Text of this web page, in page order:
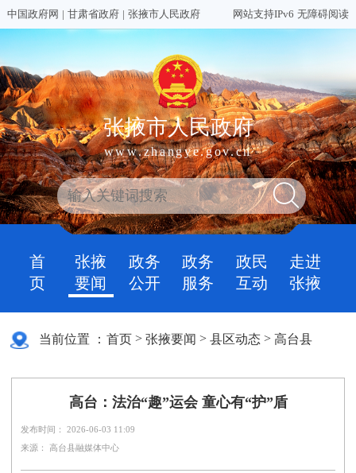
中国政府网 | 甘肃省政府 | 张掖市人民政府 网站支持IPv6 无障碍阅读
张掖市人民政府
www.zhangye.gov.cn
首
页
张掖
要闻
政务
公开
政务
服务
政民
互动
走进
张掖
当前位置 ： 首页 >张掖要闻 >县区动态 >高台县
高台：法治“趣”运会 童心有“护”盾
发布时间： 2026-06-03 11:09
来源： 高台县融媒体中心